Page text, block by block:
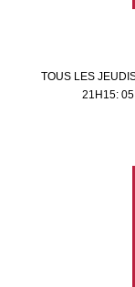
TOUS LES
21H15: